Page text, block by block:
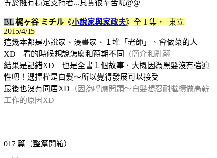
等於擁有穩定支持者...其實很辛苦呢@@
BL 梶ヶ谷 ミチル 《小說家與家政夫》 全 1 集，
東立
2015/4/15
這幾本都是小說家、漫畫家、１堆「老師」、會做菜的人
XD 看的時候想說怎麼和預期不同
（簡介和亂翻
結果是記錯XD 也是全書１個故事．大概因為黑髮沒有強迫
性吧！選擇權是白髮～所以覺得發展可以接受
最後也沒有同居XD （因為呼應開頭～白髮想忍耐繼續做高薪
工作的原因XD
017 篇（整篇開箱）